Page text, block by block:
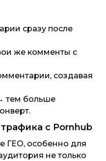
сразу после
же комменты с
создавая
тем больше
с Pornhub
ГЕО, особенно для
не только